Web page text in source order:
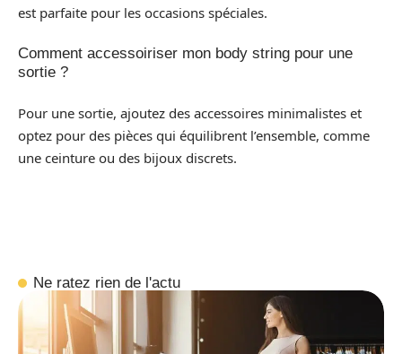
est parfaite pour les occasions spéciales.
Comment accessoiriser mon body string pour une
sortie ?
Pour une sortie, ajoutez des accessoires minimalistes et
optez pour des pièces qui équilibrent l’ensemble, comme
une ceinture ou des bijoux discrets.
Ne ratez rien de l'actu